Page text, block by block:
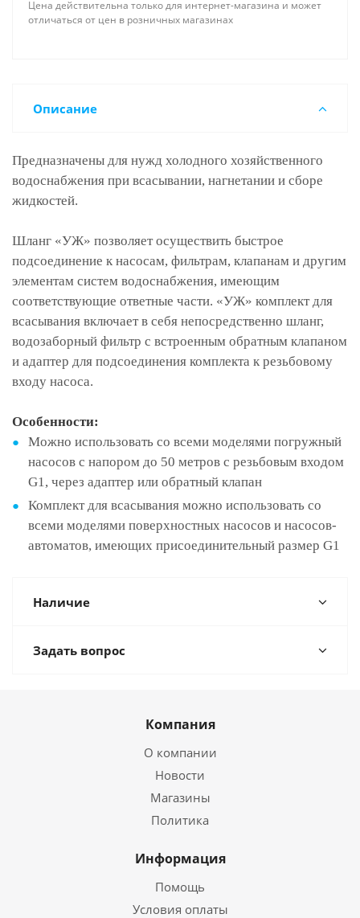
Цена действительна только для интернет-магазина и может
отличаться от цен в розничных магазинах
Описание
Предназначены для нужд холодного хозяйственного
водоснабжения при всасывании, нагнетании и сборе
жидкостей.
Шланг «УЖ» позволяет осуществить быстрое
подсоединение к насосам, фильтрам, клапанам и другим
элементам систем водоснабжения, имеющим
соответствующие ответные части. «УЖ» комплект для
всасывания включает в себя непосредственно шланг,
водозаборный фильтр с встроенным обратным клапаном
и адаптер для подсоединения комплекта к резьбовому
входу насоса.
Особенности:
Можно использовать со всеми моделями погружный
насосов с напором до 50 метров с резьбовым входом
G1, через адаптер или обратный клапан
Комплект для всасывания можно использовать со
всеми моделями поверхностных насосов и насосов-
автоматов, имеющих присоединительный размер G1
Наличие
Задать вопрос
Компания
О компании
Новости
Магазины
Политика
Информация
Помощь
Условия оплаты